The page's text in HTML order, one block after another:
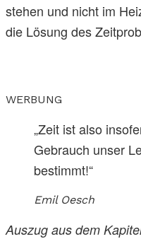
stehen und nicht im
die Lösung des
WERBUNG
„Zeit ist also
Gebrauch unser
bestimmt!“
Emil Oesch
Auszug aus dem